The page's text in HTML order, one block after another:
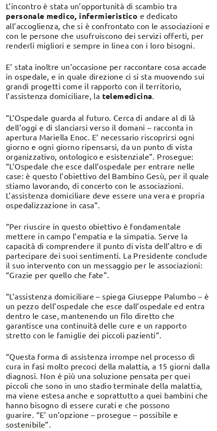
L’incontro è stata un’opportunità di scambio tra
personale medico, infermieristico e dedicato
all’accoglienza, che si è confrontato con le associazioni e
con le persone che usufruiscono dei servizi offerti, per
renderli migliori e sempre in linea con i loro bisogni.
E’ stata inoltre un’occasione per raccontare cosa accade
in ospedale, e in quale direzione ci si sta muovendo sui
grandi progetti come il rapporto con il territorio,
l’assistenza domiciliare, la telemedicina
“L’Ospedale guarda al futuro. Cerca di andare al di là
dell’oggi e di slanciarsi verso il domani – racconta in
apertura Mariella Enoc. E’ necessario riscoprirsi ogni
giorno e ogni giorno ripensarsi, da un punto di vista
organizzativo, ontologico e esistenziale”. Prosegue:
“L’Ospedale che esce dall’ospedale per entrare nelle
case: è questo l’obiettivo del Bambino Gesù, per il quale
stiamo lavorando, di concerto con le associazioni.
L’assistenza domiciliare deve essere una vera e propria
ospedalizzazione in casa”.
“Per riuscire in questo obiettivo è fondamentale
mettere in campo l’empatia e la simpatia. Serve la
capacità di comprendere il punto di vista dell’altro e di
partecipare dei suoi sentimenti. La Presidente conclude
il suo intervento con un messaggio per le associazioni:
“Grazie per quello che fate”.
“L’assistenza domiciliare – spiega Giuseppe Palumbo – è
un pezzo dell’ospedale che esce dall’ospedale ed entra
dentro le case, mantenendo un filo diretto che
garantisce una continuità delle cure e un rapporto
stretto con le famiglie dei piccoli pazienti”.
“Questa forma di assistenza irrompe nel processo di
cura in fasi molto precoci della malattia, a 15 giorni dalla
diagnosi. Non è più una soluzione pensata per quei
piccoli che sono in uno stadio terminale della malattia,
ma viene estesa anche e soprattutto a quei bambini che
hanno bisogno di essere curati e che possono
guarire. “E’ un’opzione – prosegue – possibile e
sostenibile”.